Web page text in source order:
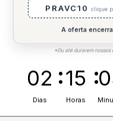
DESCRIÇÃO
PRAVC10 clique
A oferta
*Ou até durarem nossos
02
Dias
15
Horas